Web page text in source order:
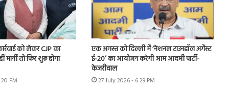
को लेकर CJP का
मानीं तो फिर शुरू होगा
PM
एक अगस्त को दिल्ली में ‘नेशनल टाउनहॉल अगेंस्ट
ई-20’ का आयोजन करेगी आम आदमी पार्टी-
केजरीवाल
27 July 2026 - 6:29 PM